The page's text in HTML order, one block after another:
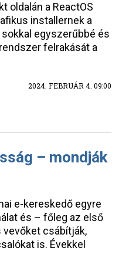
oldalán a ReactOS
installernek a
egyszerűbbé és
felrakását a
2024. FEBRUÁR 4. 09:00
– mondják
e-kereskedő egyre
és – főleg az első
vevőket csábítják,
is. Évekkel